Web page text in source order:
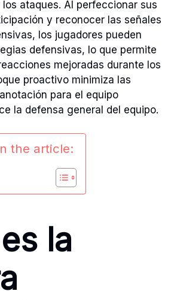
ataques. Al perfeccionar sus
y reconocer las señales
los jugadores pueden
defensivas, lo que permite
mejoradas durante los
proactivo minimiza las
para el equipo
la defensa general del equipo.
the article:
la